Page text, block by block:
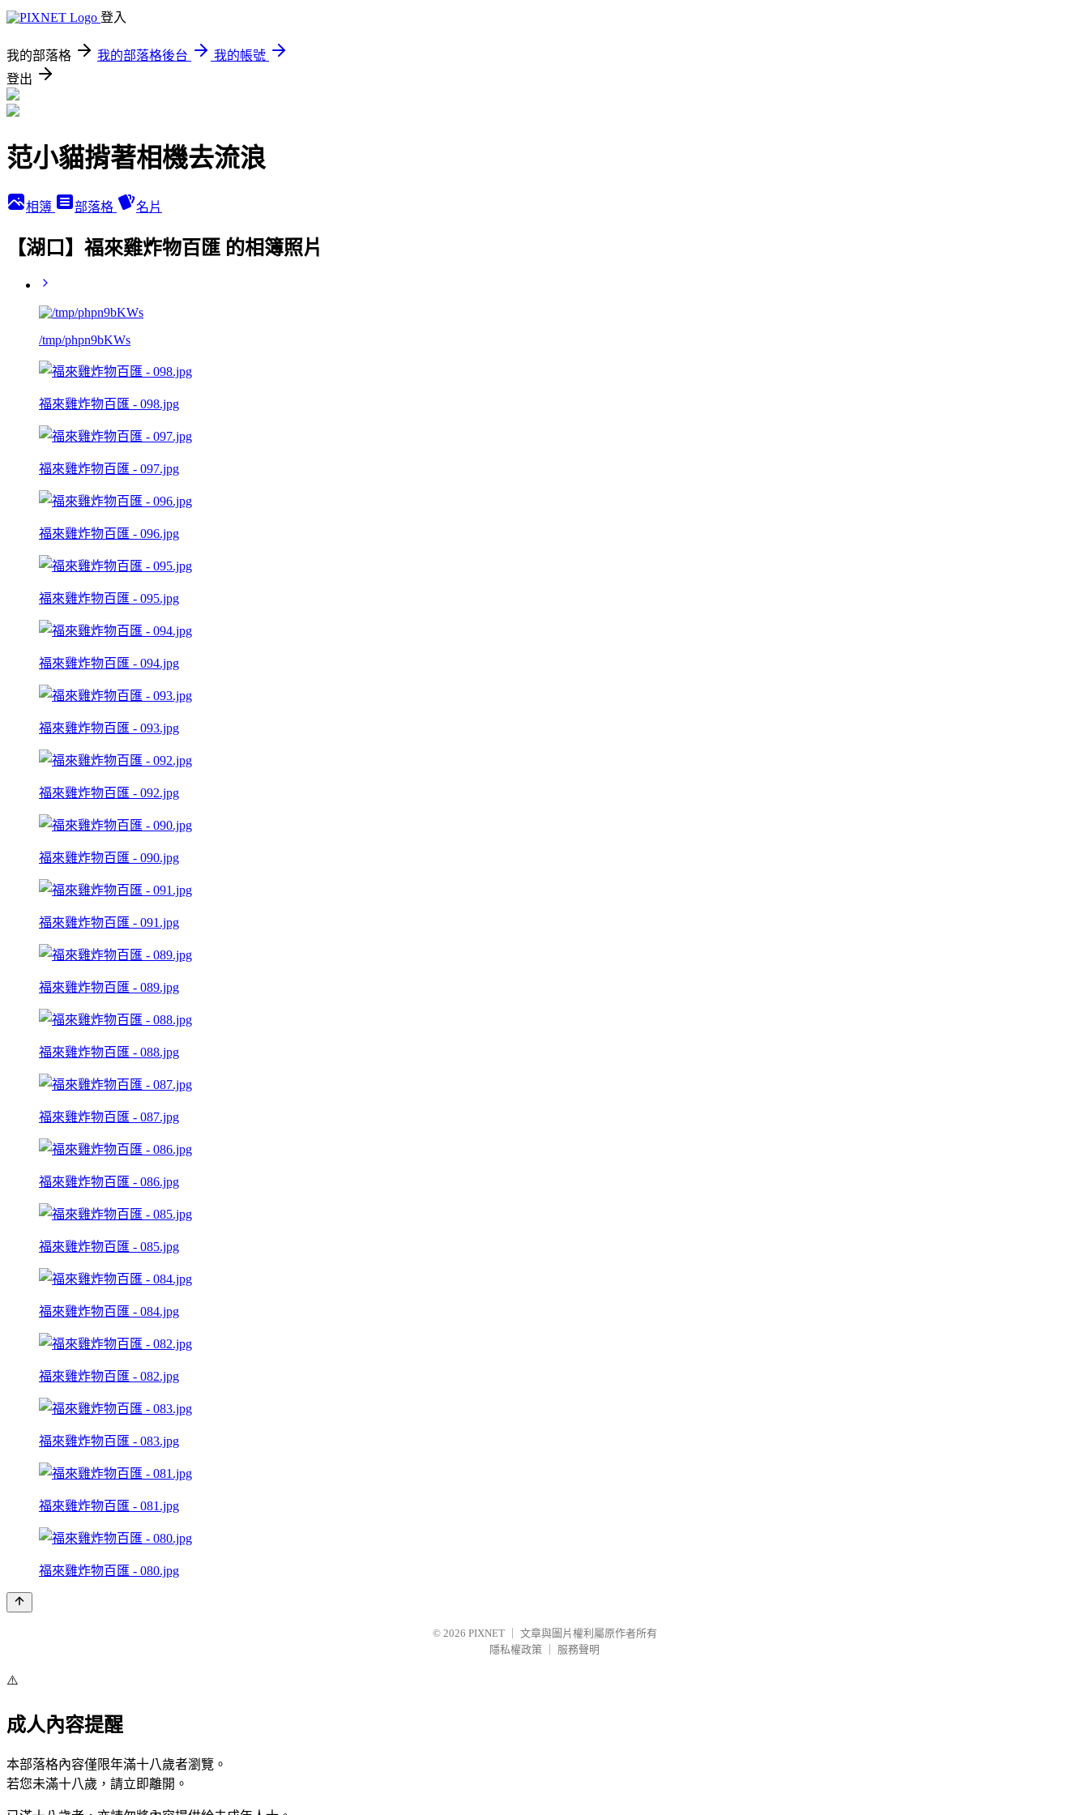
登入
我的部落格 我的部落格後台
我的帳號
登出
范小貓揹著相機去流浪
相簿 部落格 名片
【湖口】福來雞炸物百匯 的相簿照片
/tmp/phpn9bKWs
福來雞炸物百匯 - 098.jpg
福來雞炸物百匯 - 097.jpg
福來雞炸物百匯 - 096.jpg
福來雞炸物百匯 - 095.jpg
福來雞炸物百匯 - 094.jpg
福來雞炸物百匯 - 093.jpg
福來雞炸物百匯 - 092.jpg
福來雞炸物百匯 - 090.jpg
福來雞炸物百匯 - 091.jpg
福來雞炸物百匯 - 089.jpg
福來雞炸物百匯 - 088.jpg
福來雞炸物百匯 - 087.jpg
福來雞炸物百匯 - 086.jpg
福來雞炸物百匯 - 085.jpg
福來雞炸物百匯 - 084.jpg
福來雞炸物百匯 - 082.jpg
福來雞炸物百匯 - 083.jpg
福來雞炸物百匯 - 081.jpg
福來雞炸物百匯 - 080.jpg
© 2026 PIXNET
文章與圖片權利屬原作者所有
隱私權政策
服務聲明
⚠️
成人內容提醒
本部落格內容僅限年滿十八歲者瀏覽。
若您未滿十八歲，請立即離開。